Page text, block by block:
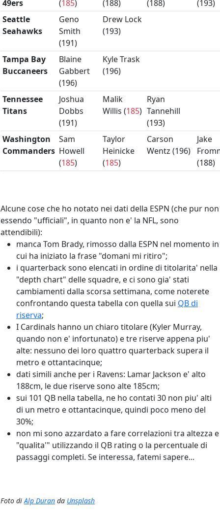
49ers
(185)
(188)
(188)
(193)
Seattle
Seahawks
Geno
Smith
(191)
Drew Lock
(193)
Tampa Bay
Buccaneers
Blaine
Gabbert
(196)
Kyle Trask
(196)
Tennessee
Titans
Joshua
Dobbs
(191)
Malik
Willis (185)
Ryan
Tannehill
(193)
Washington
Commanders
Sam
Howell
(185)
Taylor
Heinicke
(185)
Carson
Wentz (196)
Jake
(188)
Alcune cose che ho notato nei dati della ESPN (che pur non
essendo "ufficiali", in quanto non e' la NFL, sono
attendibili):
manca Tom Brady, rimosso dalla ESPN nel momento in
cui ha iniziato la frase "domani mi ritiro";
i quarterback sono elencati in ordine di titolarita' nella
"depth chart" delle squadre, e ci sono gia' stati
cambiamenti dalla scorsa settimana, come noterete
confrontando questa tabella con quella sui QB di
riserva;
I Cardinals hanno un chiaro titolare (Kyler Murray,
quando non e' infortunato) e tre riserve appena piu'
alte: nessuno dei loro quattro quarterback supera il
metro e ottantacinque;
dati simili anche per i Ravens: Lamar Jackson e' alto
188cm, le due riserve sono alte 185cm;
sui 101 QB nella tabella, ne ho contati 30 non piu' alti
di un metro e ottantacinque, quindi poco meno del
30%;
non mi sono azzardato a fare correlazioni tra altezza e
"qualita'" utilizzando il QB rating o la percentuale di
passaggi completi. Se interessa, fatemi sapere...
Foto di Alp Duran da Unsplash